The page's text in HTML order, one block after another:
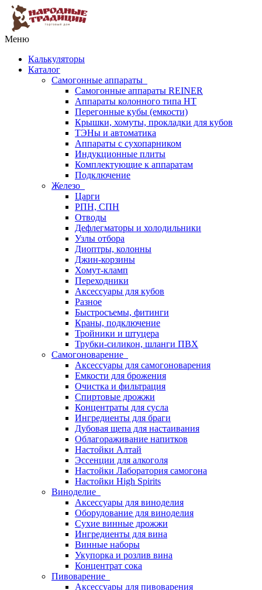
Меню
Калькуляторы
Каталог
Самогонные аппараты
Самогонные аппараты REINER
Аппараты колонного типа НТ
Перегонные кубы (емкости)
Крышки, хомуты, прокладки для кубов
ТЭНы и автоматика
Аппараты с сухопарником
Индукционные плиты
Комплектующие к аппаратам
Подключение
Железо
Царги
РПН, СПН
Отводы
Дефлегматоры и холодильники
Узлы отбора
Диоптры, колонны
Джин-корзины
Хомут-кламп
Переходники
Аксессуары для кубов
Разное
Быстросъемы, фитинги
Краны, подключение
Тройники и штуцера
Трубки-силикон, шланги ПВХ
Самогоноварение
Аксессуары для самогоноварения
Емкости для брожения
Очистка и фильтрация
Спиртовые дрожжи
Концентраты для сусла
Ингредиенты для браги
Дубовая щепа для настаивания
Облагораживание напитков
Настойки Алтай
Эссенции для алкоголя
Настойки Лаборатория самогона
Настойки High Spirits
Виноделие
Аксессуары для виноделия
Оборудование для виноделия
Сухие винные дрожжи
Ингредиенты для вина
Винные наборы
Укупорка и розлив вина
Концентрат сока
Пивоварение
Аксессуары для пивоварения